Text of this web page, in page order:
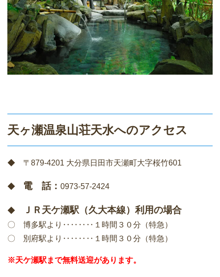
天ヶ瀬温泉山荘天水へのアクセス
◆ 〒879-4201 大分県日田市天瀬町大字桜竹601
◆ 電 話： 0973-57-2424
◆ ＪＲ天ケ瀬駅（久大本線）利用の場合
〇 博多駅より‥‥‥‥１時間３０分（特急）
〇 別府駅より‥‥‥‥１時間３０分（特急）
※天ケ瀬駅まで無料送迎があります。